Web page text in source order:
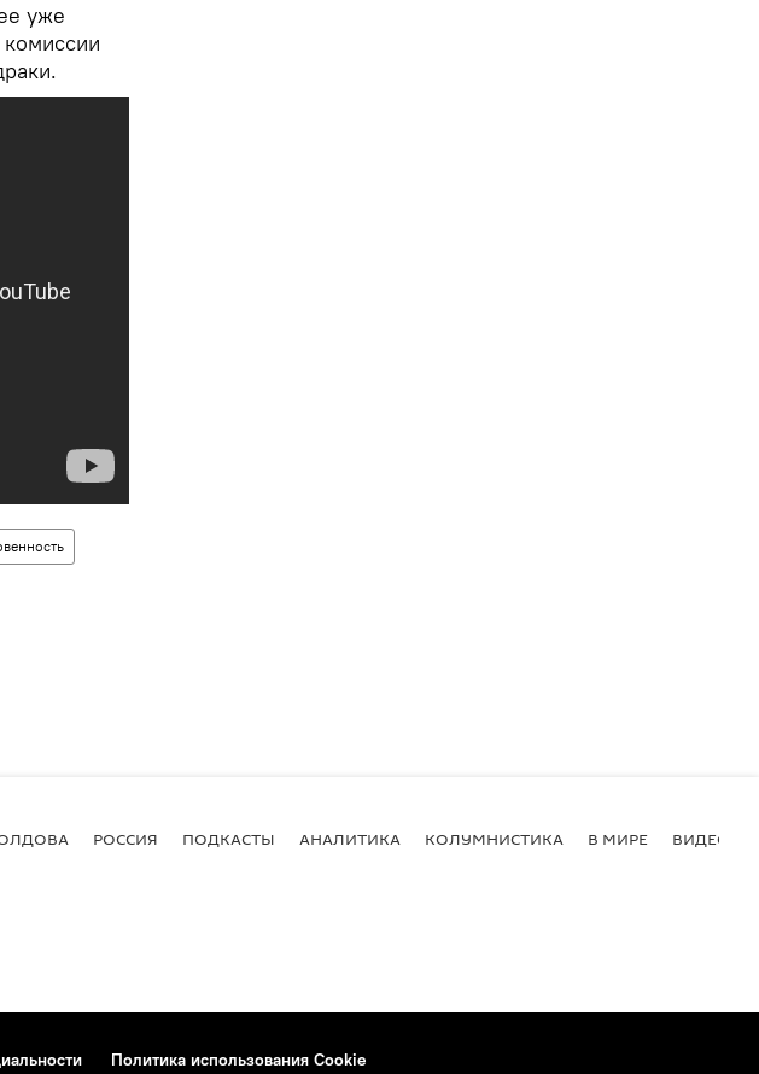
уже
РОССИЯ ПОДКАСТЫ АНАЛИТИКА КОЛУМНИСТИКА В МИРЕ ВИДЕО
Политика использования Cookie